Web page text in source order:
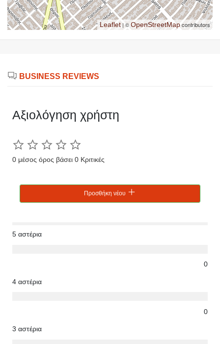
Leaflet| ©OpenStreetMapcontributors
BUSINESS REVIEWS
Αξιολόγηση χρήστη
0 μέσος όρος βάσει 0 Κριτικές
Προσθήκη νέου
5 αστέρια
0
4 αστέρια
0
3 αστέρια